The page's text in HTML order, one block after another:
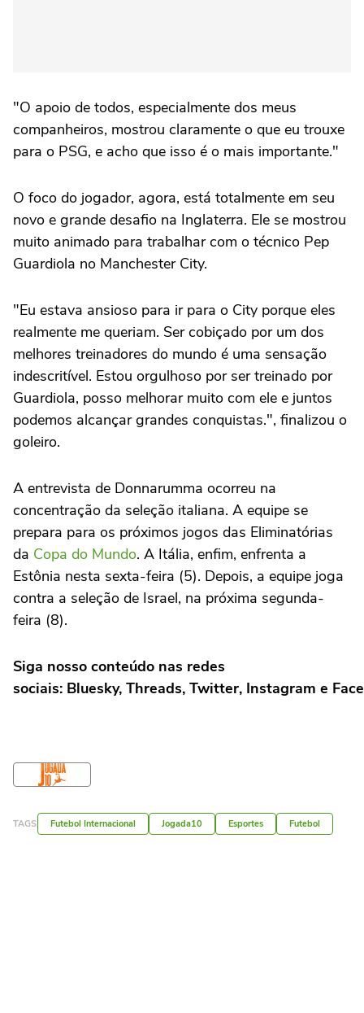
"O apoio de todos, especialmente dos meus
companheiros, mostrou claramente o que eu trouxe
para o PSG, e acho que isso é o mais importante."
O foco do jogador, agora, está totalmente em seu
novo e grande desafio na Inglaterra. Ele se mostrou
muito animado para trabalhar com o técnico Pep
Guardiola no Manchester City.
"Eu estava ansioso para ir para o City porque eles
realmente me queriam. Ser cobiçado por um dos
melhores treinadores do mundo é uma sensação
indescritível. Estou orgulhoso por ser treinado por
Guardiola, posso melhorar muito com ele e juntos
podemos alcançar grandes conquistas.", finalizou o
goleiro.
A entrevista de Donnarumma ocorreu na
concentração da seleção italiana. A equipe se
prepara para os próximos jogos das Eliminatórias
da Copa do Mundo. A Itália, enfim, enfrenta a
Estônia nesta sexta-feira (5). Depois, a equipe joga
contra a seleção de Israel, na próxima segunda-
feira (8).
Siga nosso conteúdo nas redes
sociais: Bluesky, Threads, Twitter, Instagram e
TAGS Futebol Internacional Jogada10 Esportes Futebol